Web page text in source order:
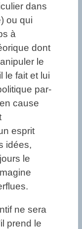
dans
ou qui
à
dont
le
le fait et lui
par-
cause
esprit
idées,
le
ne sera
prend le